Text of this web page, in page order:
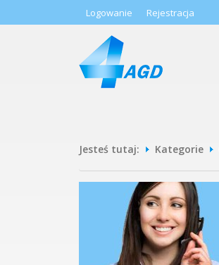
Logowanie Rejestracja
Jesteś tutaj: Kategorie